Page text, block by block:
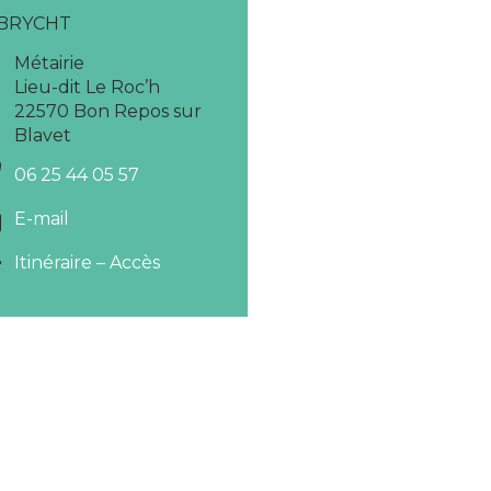
Métairie
Lieu-dit Le Roc’h
22570 Bon Repos sur
Blavet
06 25 44 05 57
E-mail
Itinéraire – Accès